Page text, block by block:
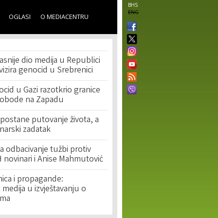
BHS
ENG
OGLASI O MEDIACENTRU
dio medija u Republici
genocid u Srebrenici
u Gazi razotkrio granice
na Zapadu
putovanje života, a
zadatak
odbacivanje tužbi protiv
novinari i Anise Mahmutović
i propagande:
u izvještavanju o